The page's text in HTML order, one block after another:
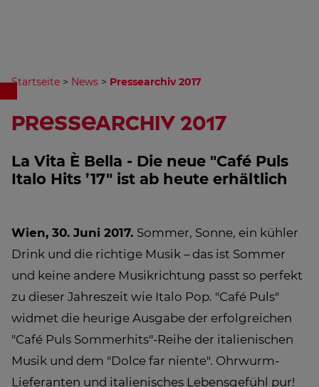
Startseite > News > Pressearchiv 2017
Pressearchiv 2017
La Vita È Bella - Die neue "Café Puls
Italo Hits ’17" ist ab heute erhältlich
Wien, 30. Juni 2017. Sommer, Sonne, ein kühler
Drink und die richtige Musik – das ist Sommer
und keine andere Musikrichtung passt so perfekt
zu dieser Jahreszeit wie Italo Pop. "Café Puls"
widmet die heurige Ausgabe der erfolgreichen
"Café Puls Sommerhits"-Reihe der italienischen
Musik und dem "Dolce far niente". Ohrwurm-
Lieferanten und italienisches Lebensgefühl pur!